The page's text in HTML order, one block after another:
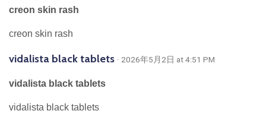
creon skin rash
creon skin rash
vidalista black tablets · 2026年5月2日 at 4:51 PM
vidalista black tablets
vidalista black tablets